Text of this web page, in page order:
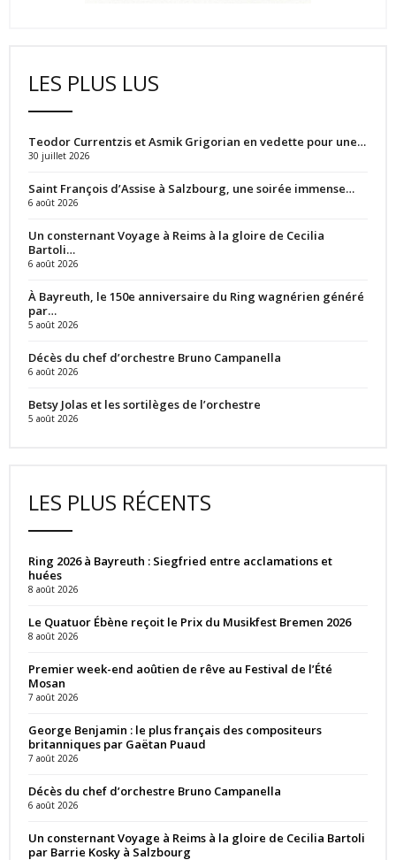
LES PLUS LUS
Teodor Currentzis et Asmik Grigorian en vedette pour une…
30 juillet 2026
Saint François d’Assise à Salzbourg, une soirée immense…
6 août 2026
Un consternant Voyage à Reims à la gloire de Cecilia
Bartoli…
6 août 2026
À Bayreuth, le 150e anniversaire du Ring wagnérien généré
par…
5 août 2026
Décès du chef d’orchestre Bruno Campanella
6 août 2026
Betsy Jolas et les sortilèges de l’orchestre
5 août 2026
LES PLUS RÉCENTS
Ring 2026 à Bayreuth : Siegfried entre acclamations et
huées
8 août 2026
Le Quatuor Ébène reçoit le Prix du Musikfest Bremen 2026
8 août 2026
Premier week-end aoûtien de rêve au Festival de l’Été
Mosan
7 août 2026
George Benjamin : le plus français des compositeurs
britanniques par Gaëtan Puaud
7 août 2026
Décès du chef d’orchestre Bruno Campanella
6 août 2026
Un consternant Voyage à Reims à la gloire de Cecilia Bartoli
par Barrie Kosky à Salzbourg